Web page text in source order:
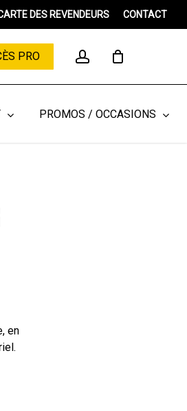
DES REVENDEURS CONTACT
PRO account
PROMOS / OCCASIONS
Close
en
Menu